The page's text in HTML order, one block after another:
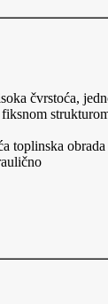
čvrstoća,
toplinska obrada